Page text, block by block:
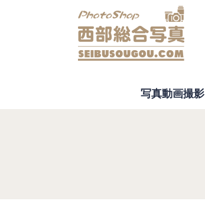
写真動画撮影